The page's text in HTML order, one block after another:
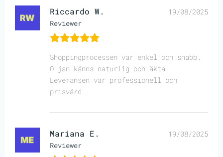
Riccardo W.
Reviewer
19/08/2025
Shoppingprocessen var enkel och snabb.
Oljan känns naturlig och äkta.
Leveransen var professionell och
prisvärd.
Mariana E.
Reviewer
19/08/2025